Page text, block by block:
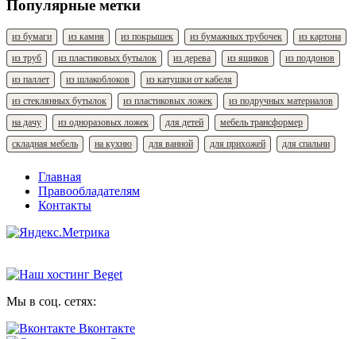
Популярные метки
из бумаги из камня из покрышек из бумажных трубочек
из картона
из труб
из пластиковых бутылок из дерева из ящиков
из поддонов
из паллет
из шлакоблоков
из катушки от кабеля
из стеклянных бутылок
из пластиковых ложек
из подручных материалов
на дачу
из одноразовых ложек для детей
мебель трансформер
складная мебель
на кухню для ванной для прихожей для спальни
Главная
Правообладателям
Контакты
Мы в соц. сетях:
Вконтакте